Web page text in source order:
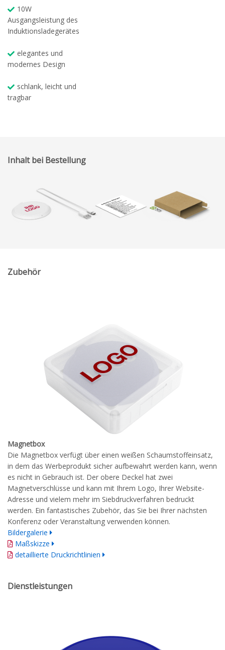
10W
Ausgangsleistung des
Induktionsladegerätes
elegantes und
modernes Design
schlank, leicht und
tragbar
Inhalt bei Bestellung
Zubehör
Magnetbox
Die Magnetbox verfügt über einen weißen Schaumstoffeinsatz,
in dem das Werbeprodukt sicher aufbewahrt werden kann, wenn
es nicht in Gebrauch ist. Der obere Deckel hat zwei
Magnetverschlüsse und kann mit Ihrem Logo, Ihrer Website-
Adresse und vielem mehr im Siebdruckverfahren bedruckt
werden. Ein fantastisches Zubehör, das Sie bei Ihrer nächsten
Konferenz oder Veranstaltung verwenden können.
Bildergalerie
Maßskizze
detaillierte Druckrichtlinien
Dienstleistungen